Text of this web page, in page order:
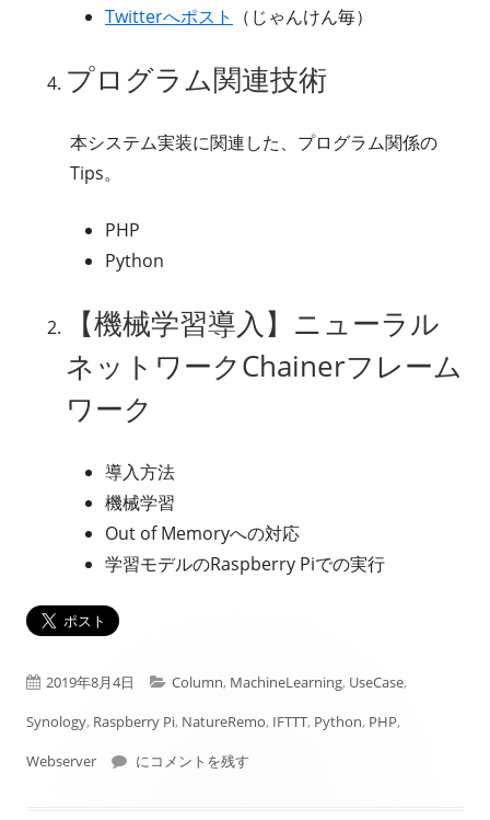
Twitterへポスト
（じゃんけん毎）
プログラム関連技術
本システム実装に関連した、プログラム関係の
Tips。
PHP
Python
【機械学習導入】ニューラル
ネットワークChainerフレーム
ワーク
導入方法
機械学習
Out of Memoryへの対応
学習モデルのRaspberry Piでの実行
公
開
日
2019年8月4日
カ
テ
ゴ
Column, MachineLearning, UseCase,
Synology, Raspberry Pi, NatureRemo, IFTTT, Python, PHP,
Webserver
フジテレビ｜めざましじゃんけん結果画像検出システム
にコメントを残す